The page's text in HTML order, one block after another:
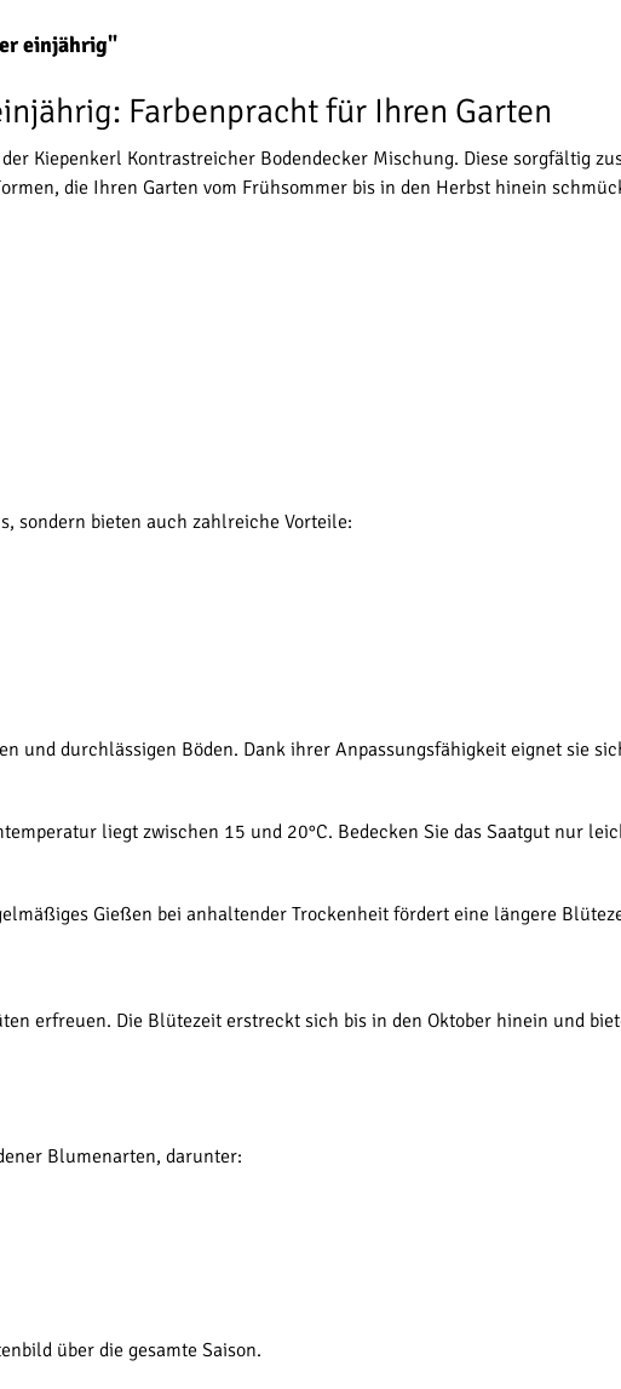
einjährig"
Farbenpracht für Ihren Garten
Kiepenkerl Kontrastreicher Bodendecker Mischung. Diese sorgfältig
die Ihren Garten vom Frühsommer bis in den Herbst hinein
sondern bieten auch zahlreiche Vorteile:
und durchlässigen Böden. Dank ihrer Anpassungsfähigkeit eignet sie
liegt zwischen 15 und 20°C. Bedecken Sie das Saatgut nur
Gießen bei anhaltender Trockenheit fördert eine längere
erfreuen. Die Blütezeit erstreckt sich bis in den Oktober hinein und
Blumenarten, darunter:
über die gesamte Saison.